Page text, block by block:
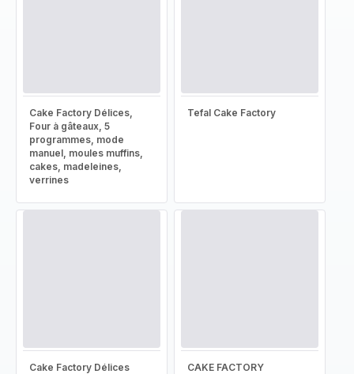
Cake Factory Délices,
Four à gâteaux, 5
programmes, mode
manuel, moules muffins,
cakes, madeleines,
verrines
Tefal Cake Factory
Cake Factory Délices
CAKE FACTORY